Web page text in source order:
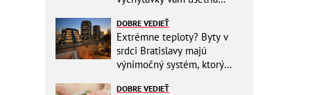
DOBRE VEDIEŤ
Extrémne teploty? Byty v
srdci Bratislavy majú
výnimočný systém, ktorý
DOBRE VEDIEŤ